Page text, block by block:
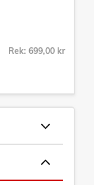
Rek: 699,00 kr